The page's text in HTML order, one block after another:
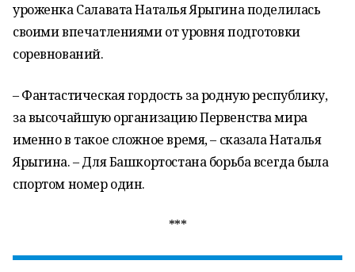
уроженка Салавата Наталья Ярыгина поделилась
своими впечатлениями от уровня подготовки
соревнований.
– Фантастическая гордость за родную республику,
за высочайшую организацию Первенства мира
именно в такое сложное время, – сказала Наталья
Ярыгина. – Для Башкортостана борьба всегда была
спортом номер один.
***